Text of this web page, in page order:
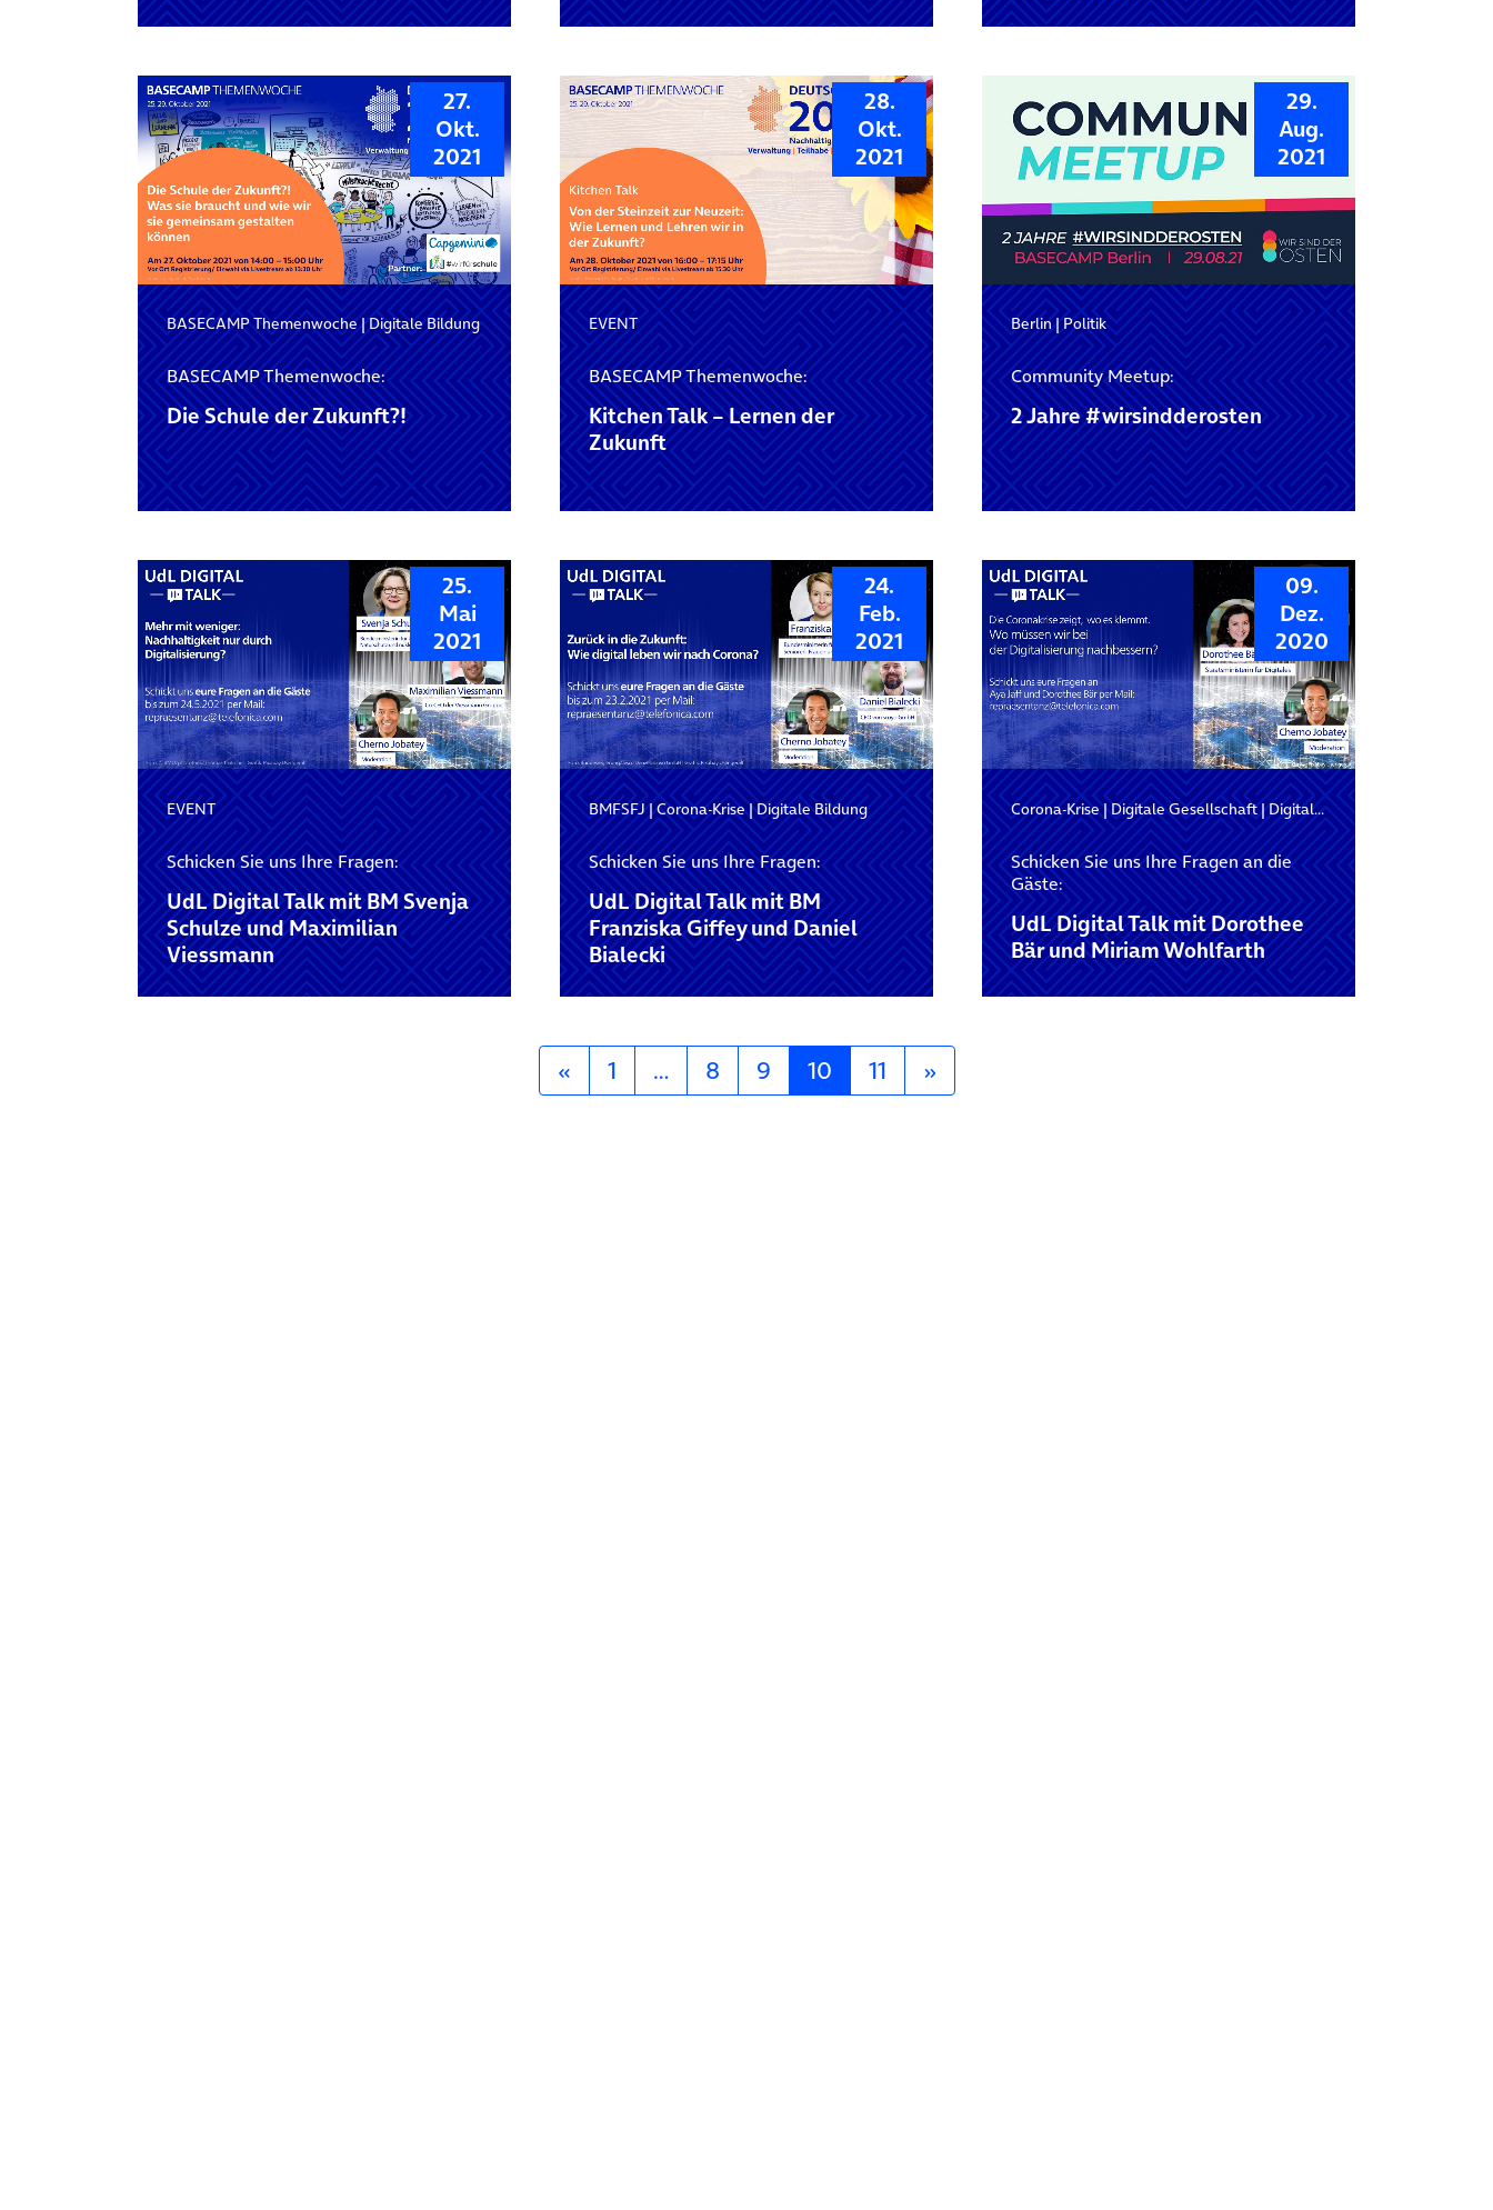
27.
Okt.
2021
BASECAMP Themenwoche|Digitale Bildung
BASECAMP Themenwoche:
Die Schule der Zukunft?!
28.
Okt.
2021
EVENT
BASECAMP Themenwoche:
Kitchen Talk – Lernen der
Zukunft
29.
Aug.
2021
Berlin|Politik
Community Meetup:
2 Jahre #wirsindderosten
25.
Mai
2021
EVENT
Schicken Sie uns Ihre Fragen:
UdL Digital Talk mit BM Svenja
Schulze und Maximilian
Viessmann
24.
Feb.
2021
BMFSFJ|Corona-Krise|Digitale Bildung
Schicken Sie uns Ihre Fragen:
UdL Digital Talk mit BM
Franziska Giffey und Daniel
Bialecki
09.
Dez.
2020
Corona-Krise|Digitale Gesellschaft|Digitalisierung
Schicken Sie uns Ihre Fragen an die
Gäste:
UdL Digital Talk mit Dorothee
Bär und Miriam Wohlfarth
« 1 … 8 9 10 11 »